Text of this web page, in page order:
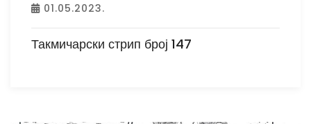
01.05.2023.
Такмичарски стрип број 147